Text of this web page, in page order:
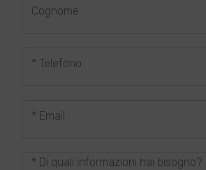
Cognome
* Telefono
* Email
* Di quali informazioni hai bisogno?